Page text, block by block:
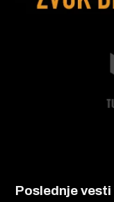
Poslednje vesti